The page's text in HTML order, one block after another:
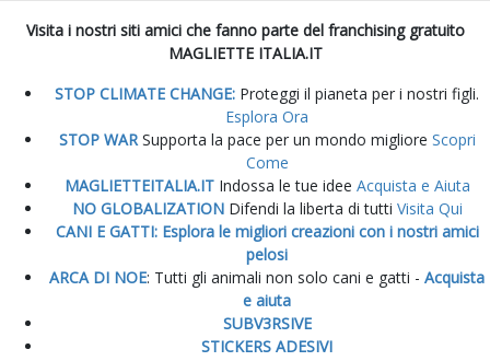
Visita i nostri siti amici che fanno parte del franchising gratuito
MAGLIETTE ITALIA.IT
STOP CLIMATE CHANGE: Proteggi il pianeta per i nostri figli.
Esplora Ora
STOP WARSupporta la pace per un mondo migliore Scopri
Come
MAGLIETTEITALIA.ITIndossa le tue idee Acquista e Aiuta
NO GLOBALIZATION Difendi la liberta di tutti Visita Qui
CANI E GATTI: Esplora le migliori creazioni con i nostri amici
pelosi
ARCA DI NOE: Tutti gli animali non solo cani e gatti - Acquista
e aiuta
SUBV3RSIVE
STICKERS ADESIVI